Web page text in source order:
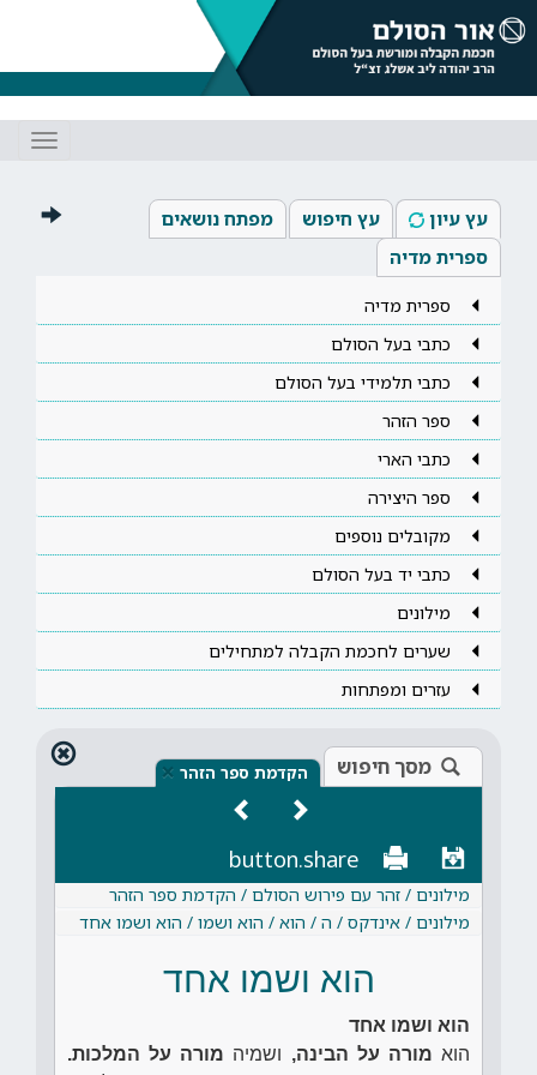
עץ עיון עץ חיפוש
מפתח נושאים
ספרית מדיה
ספרית מדיה
כתבי בעל הסולם
כתבי תלמידי בעל הסולם
ספר הזהר
כתבי הארי
ספר היצירה
מקובלים נוספים
כתבי יד בעל הסולם
מילונים
שערים לחכמת הקבלה למתחילים
עזרים ומפתחות
מסך חיפוש הקדמת ספר הזהר ×
button.share
מילונים / זהר עם פירוש הסולם / הקדמת ספר הזהר
מילונים / אינדקס / ה / הוא / הוא ושמו / הוא ושמו אחד
הוא ושמו אחד
הוא ושמו אחד
הואמורה על הבינה, ושמיה מורה על המלכות.